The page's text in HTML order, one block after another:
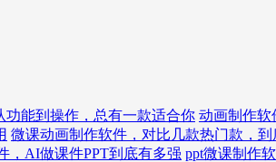
能到操作，总有一款适合你 动画制作软
微课动画制作软件，对比几款热门款，
，AI做课件PPT到底有多强 ppt微课制作